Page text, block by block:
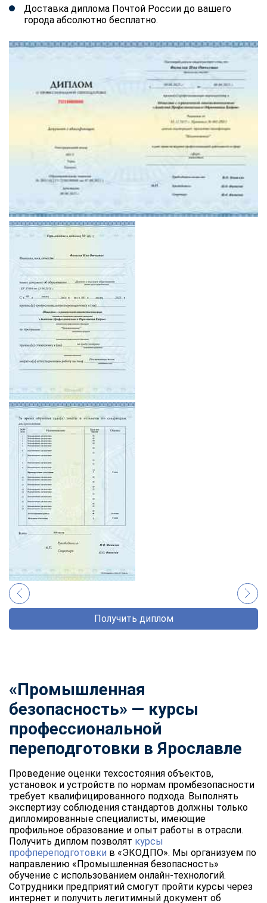
Доставка диплома Почтой России до вашего
города абсолютно бесплатно.
Получить диплом
«Промышленная
безопасность» — курсы
профессиональной
переподготовки в Ярославле
Проведение оценки техсостояния объектов,
установок и устройств по нормам промбезопасности
требует квалифицированного подхода. Выполнять
экспертизу соблюдения стандартов должны только
дипломированные специалисты, имеющие
профильное образование и опыт работы в отрасли.
Получить диплом позволят курсы
профпереподготовки в «ЭКОДПО». Мы организуем по
направлению «Промышленная безопасность»
обучение с использованием онлайн-технологий.
Сотрудники предприятий смогут пройти курсы через
интернет и получить легитимный документ об